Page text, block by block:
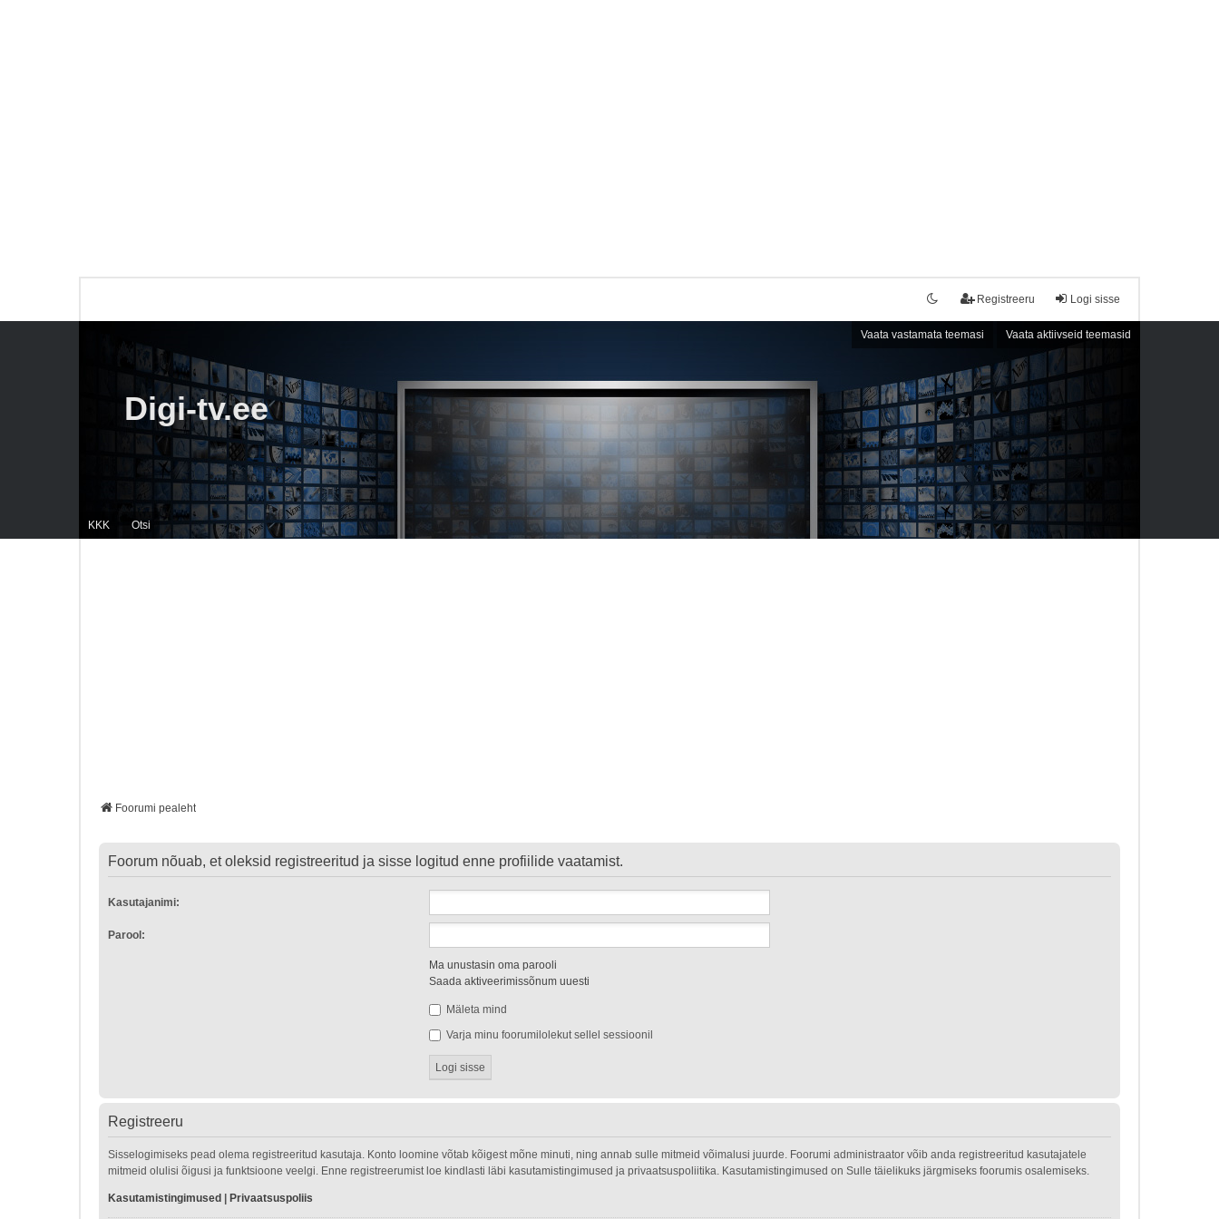
Logi sisse
Registreeru
Vaata vastamata teemasi Vaata aktiivseid teemasid
KKK Otsi
Digi-tv.ee
Foorumi pealeht
Foorum nõuab, et oleksid registreeritud ja sisse logitud enne profiilide vaatamist.
Kasutajanimi:
Parool:
Ma unustasin oma parooli
Saada aktiveerimissõnum uuesti
Mäleta mind
Varja minu foorumilolekut sellel sessioonil
Registreeru
Sisselogimiseks pead olema registreeritud kasutaja. Konto loomine võtab kõigest mõne minuti, ning annab sulle mitmeid võimalusi juurde. Foorumi administraator võib anda registreeritud kasutajatele
mitmeid olulisi õigusi ja funktsioone veelgi. Enne registreerumist loe kindlasti läbi kasutamistingimused ja privaatsuspoliitika. Kasutamistingimused on Sulle täielikuks järgmiseks foorumis osalemiseks.
Kasutamistingimused Privaatsuspoliis